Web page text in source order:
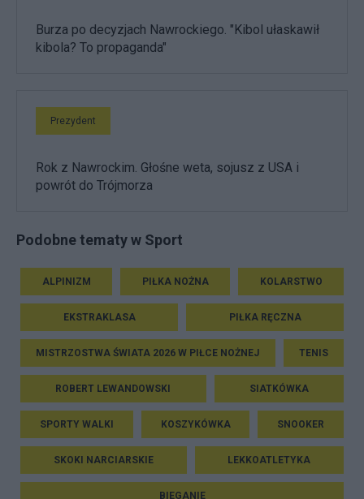
Burza po decyzjach Nawrockiego. "Kibol ułaskawił
kibola? To propaganda"
Prezydent
Rok z Nawrockim. Głośne weta, sojusz z USA i
powrót do Trójmorza
Podobne tematy w Sport
ALPINIZM PIŁKA NOŻNA KOLARSTWO
EKSTRAKLASA PIŁKA RĘCZNA
MISTRZOSTWA ŚWIATA 2026 W PIŁCE NOŻNEJ TENIS
ROBERT LEWANDOWSKI SIATKÓWKA
SPORTY WALKI KOSZYKÓWKA SNOOKER
SKOKI NARCIARSKIE LEKKOATLETYKA
BIEGANIE